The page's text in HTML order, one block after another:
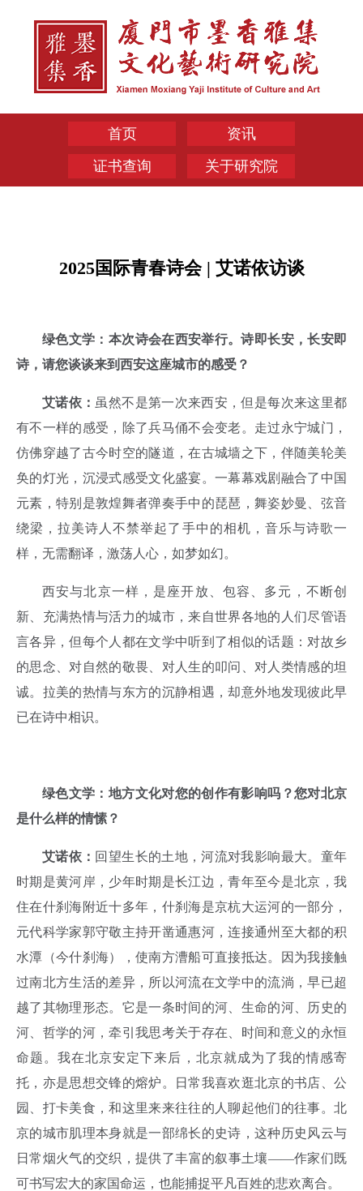
首页
资讯
证书查询
关于研究院
2025国际青春诗会 | 艾诺依访谈
绿色文学：本次诗会在西安举行。诗即长安，长安即
诗，请您谈谈来到西安这座城市的感受？
艾诺依： 虽然不是第一次来西安，但是每次来这里都
有不一样的感受，除了兵马俑不会变老。走过永宁城门，
仿佛穿越了古今时空的隧道，在古城墙之下，伴随美轮美
奂的灯光，沉浸式感受文化盛宴。一幕幕戏剧融合了中国
元素，特别是敦煌舞者弹奏手中的琵琶，舞姿妙曼、弦音
绕梁，拉美诗人不禁举起了手中的相机，音乐与诗歌一
样，无需翻译，激荡人心，如梦如幻。
西安与北京一样，是座开放、包容、多元，不断创
新、充满热情与活力的城市，来自世界各地的人们尽管语
言各异，但每个人都在文学中听到了相似的话题：对故乡
的思念、对自然的敬畏、对人生的叩问、对人类情感的坦
诚。拉美的热情与东方的沉静相遇，却意外地发现彼此早
已在诗中相识。
绿色文学：地方文化对您的创作有影响吗？您对北京
是什么样的情愫？
艾诺依： 回望生长的土地，河流对我影响最大。童年
时期是黄河岸，少年时期是长江边，青年至今是北京，我
住在什刹海附近十多年，什刹海是京杭大运河的一部分，
元代科学家郭守敬主持开凿通惠河，连接通州至大都的积
水潭（今什刹海），使南方漕船可直接抵达。因为我接触
过南北方生活的差异，所以河流在文学中的流淌，早已超
越了其物理形态。它是一条时间的河、生命的河、历史的
河、哲学的河，牵引我思考关于存在、时间和意义的永恒
命题。我在北京安定下来后，北京就成为了我的情感寄
托，亦是思想交锋的熔炉。日常我喜欢逛北京的书店、公
园、打卡美食，和这里来来往往的人聊起他们的往事。北
京的城市肌理本身就是一部绵长的史诗，这种历史风云与
日常烟火气的交织，提供了丰富的叙事土壤——作家们既
可书写宏大的家国命运，也能捕捉平凡百姓的悲欢离合。